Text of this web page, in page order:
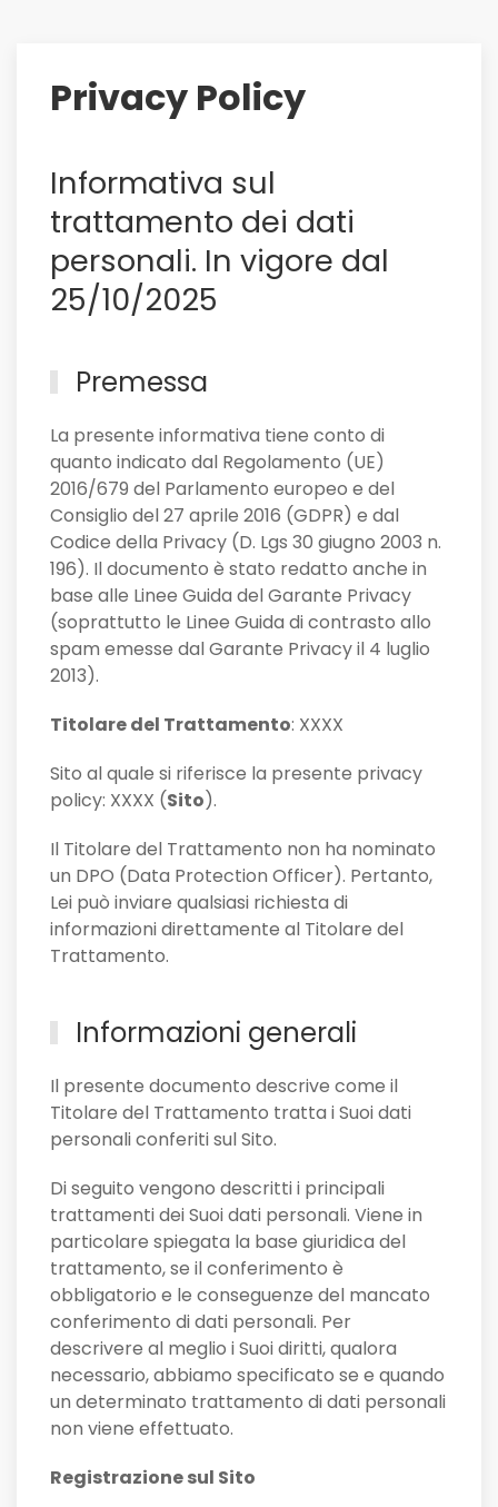
Privacy Policy
Informativa sul
trattamento dei dati
personali. In vigore dal
25/10/2025
Premessa
La presente informativa tiene conto di
quanto indicato dal Regolamento (UE)
2016/679 del Parlamento europeo e del
Consiglio del 27 aprile 2016 (GDPR) e dal
Codice della Privacy (D. Lgs 30 giugno 2003 n.
196). Il documento è stato redatto anche in
base alle Linee Guida del Garante Privacy
(soprattutto le Linee Guida di contrasto allo
spam emesse dal Garante Privacy il 4 luglio
2013).
Titolare del Trattamento: XXXX
Sito al quale si riferisce la presente privacy
policy: XXXX (Sito).
Il Titolare del Trattamento non ha nominato
un DPO (Data Protection Officer). Pertanto,
Lei può inviare qualsiasi richiesta di
informazioni direttamente al Titolare del
Trattamento.
Informazioni generali
Il presente documento descrive come il
Titolare del Trattamento tratta i Suoi dati
personali conferiti sul Sito.
Di seguito vengono descritti i principali
trattamenti dei Suoi dati personali. Viene in
particolare spiegata la base giuridica del
trattamento, se il conferimento è
obbligatorio e le conseguenze del mancato
conferimento di dati personali. Per
descrivere al meglio i Suoi diritti, qualora
necessario, abbiamo specificato se e quando
un determinato trattamento di dati personali
non viene effettuato.
Registrazione sul Sito